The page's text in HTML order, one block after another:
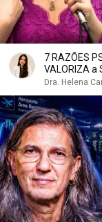
7 RAZÕES
VALORIZA a
Dra. Helena